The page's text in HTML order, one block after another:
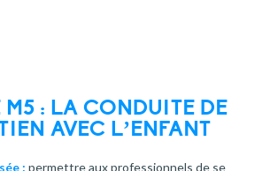
M5 : LA CONDUITE DE
AVEC L’ENFANT
: permettre aux professionnels de se